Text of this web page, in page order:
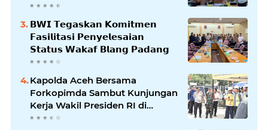
𝗕𝗪𝗜 𝗧𝗲𝗴𝗮𝘀𝗸𝗮𝗻 𝗞𝗼𝗺𝗶𝘁𝗺𝗲𝗻
𝗙𝗮𝘀𝗶𝗹𝗶𝘁𝗮𝘀𝗶 𝗣𝗲𝗻𝘆𝗲𝗹𝗲𝘀𝗮𝗶𝗮𝗻
𝗦𝘁𝗮𝘁𝘂𝘀 𝗪𝗮𝗸𝗮𝗳 𝗕𝗹𝗮𝗻𝗴 𝗣𝗮𝗱𝗮𝗻𝗴
Kapolda Aceh Bersama
Forkopimda Sambut Kunjungan
Kerja Wakil Presiden RI di
Kabupaten Bireuen